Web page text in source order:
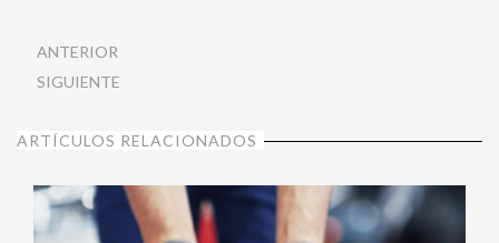
ANTERIOR
SIGUIENTE
ARTÍCULOS RELACIONADOS